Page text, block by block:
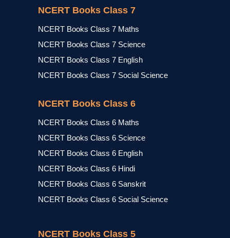
NCERT Books Class 7
NCERT Books Class 7 Maths
NCERT Books Class 7 Science
NCERT Books Class 7 English
NCERT Books Class 7 Social Science
NCERT Books Class 6
NCERT Books Class 6 Maths
NCERT Books Class 6 Science
NCERT Books Class 6 English
NCERT Books Class 6 Hindi
NCERT Books Class 6 Sanskrit
NCERT Books Class 6 Social Science
NCERT Books Class 5